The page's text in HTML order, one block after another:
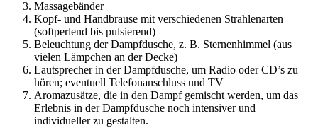
Massagebänder
Kopf- und Handbrause mit verschiedenen Strahlenarten
(softperlend bis pulsierend)
Beleuchtung der Dampfdusche, z. B. Sternenhimmel (aus
vielen Lämpchen an der Decke)
Lautsprecher in der Dampfdusche, um Radio oder CD’s zu
hören; eventuell Telefonanschluss und TV
Aromazusätze, die in den Dampf gemischt werden, um das
Erlebnis in der Dampfdusche noch intensiver und
individueller zu gestalten.